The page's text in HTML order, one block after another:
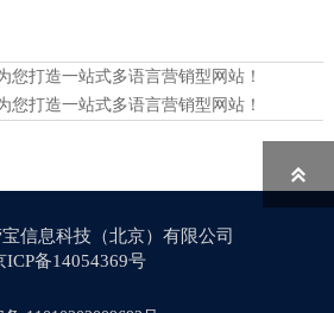
打造一站式多语言营销型网站！
打造一站式多语言营销型网站！
信息科技（北京）有限公司
ICP备14054369号
